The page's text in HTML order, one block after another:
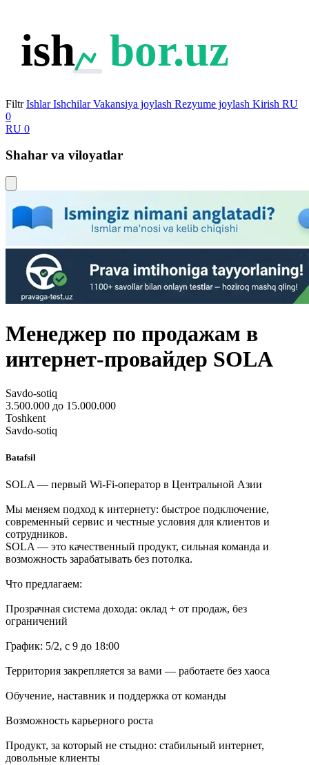
ish bor.uz
Filtr Ishlar Ishchilar Vakansiya joylash Rezyume joylash Kirish RU
0
RU 0
Shahar va viloyatlar
Менеджер по продажам в
интернет-провайдер SOLA
Savdo-sotiq
3.500.000 до 15.000.000
Toshkent
Savdo-sotiq
Batafsil
SOLA — первый Wi‑Fi-оператор в Центральной Азии
Мы меняем подход к интернету: быстрое подключение,
современный сервис и честные условия для клиентов и
сотрудников.
SOLA — это качественный продукт, сильная команда и
возможность зарабатывать без потолка.
Что предлагаем:
Прозрачная система дохода: оклад + от продаж, без
ограничений
График: 5/2, с 9 до 18:00
Территория закрепляется за вами — работаете без хаоса
Обучение, наставник и поддержка от команды
Возможность карьерного роста
Продукт, за который не стыдно: стабильный интернет,
довольные клиенты